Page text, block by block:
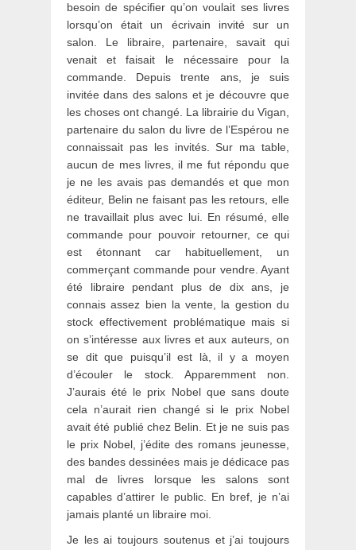
besoin de spécifier qu’on voulait ses livres
lorsqu’on était un écrivain invité sur un
salon. Le libraire, partenaire, savait qui
venait et faisait le nécessaire pour la
commande. Depuis trente ans, je suis
invitée dans des salons et je découvre que
les choses ont changé. La librairie du Vigan,
partenaire du salon du livre de l’Espérou ne
connaissait pas les invités. Sur ma table,
aucun de mes livres, il me fut répondu que
je ne les avais pas demandés et que mon
éditeur, Belin ne faisant pas les retours, elle
ne travaillait plus avec lui. En résumé, elle
commande pour pouvoir retourner, ce qui
est étonnant car habituellement, un
commerçant commande pour vendre. Ayant
été libraire pendant plus de dix ans, je
connais assez bien la vente, la gestion du
stock effectivement problématique mais si
on s’intéresse aux livres et aux auteurs, on
se dit que puisqu’il est là, il y a moyen
d’écouler le stock. Apparemment non.
J’aurais été le prix Nobel que sans doute
cela n’aurait rien changé si le prix Nobel
avait été publié chez Belin. Et je ne suis pas
le prix Nobel, j’édite des romans jeunesse,
des bandes dessinées mais je dédicace pas
mal de livres lorsque les salons sont
capables d’attirer le public. En bref, je n’ai
jamais planté un libraire moi.
Je les ai toujours soutenus et j’ai toujours